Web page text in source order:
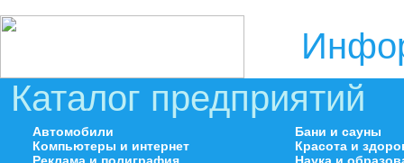
Каталог предприятий
Автомобили
Компьютеры и интернет
Бани и сауны
Красота и